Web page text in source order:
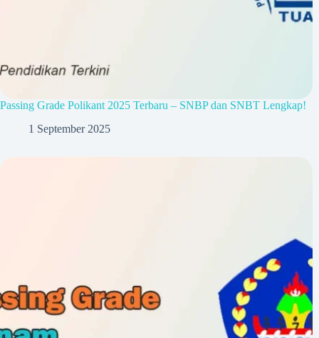
Passing Grade Polikant 2025 Terbaru – SNBP dan SNBT Lengkap!
1 September 2025